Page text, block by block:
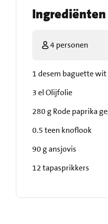
Ingrediënten
4 personen
1 desem baguette wit
3 el Olijfolie
280 g Rode paprika
0.5 teen knoflook
90 g ansjovis
12 tapasprikkers